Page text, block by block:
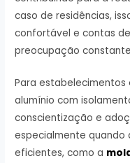
caso de residências,
confortável e contas
preocupação
Para estabelecimentos
alumínio com
conscientização e
especialmente quando
eficientes, como a